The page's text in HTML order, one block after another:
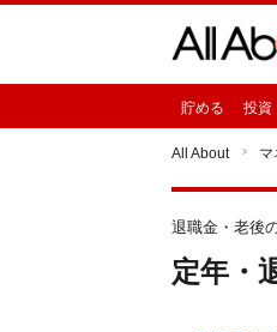
貯める 投資
All About マ
退職金・老後
定年・